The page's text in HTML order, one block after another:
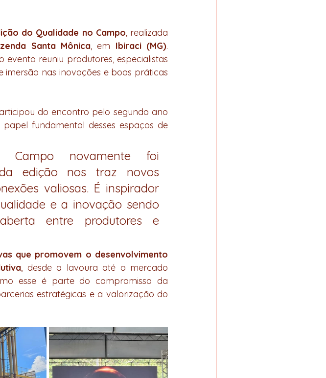
do Qualidade no Campo, realizada
Santa Mônica, em Ibiraci (MG).
evento reuniu produtores, especialistas
imersão nas inovações e boas práticas
do encontro pelo segundo ano
fundamental desses espaços de
Campo novamente foi
edição nos traz novos
valiosas. É inspirador
e a inovação sendo
entre produtores e
que promovem o desenvolvimento
, desde a lavoura até o mercado
esse é parte do compromisso da
estratégicas e a valorização do